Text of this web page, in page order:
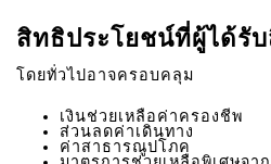
สิทธิประโยชน์ที่ผู้ได้รั
โดยทั่วไปอาจครอบคลุม
เงินช่วยเหลือค่าครองชีพ
ส่วนลดค่าเดินทาง
ค่าสาธารณูปโภค